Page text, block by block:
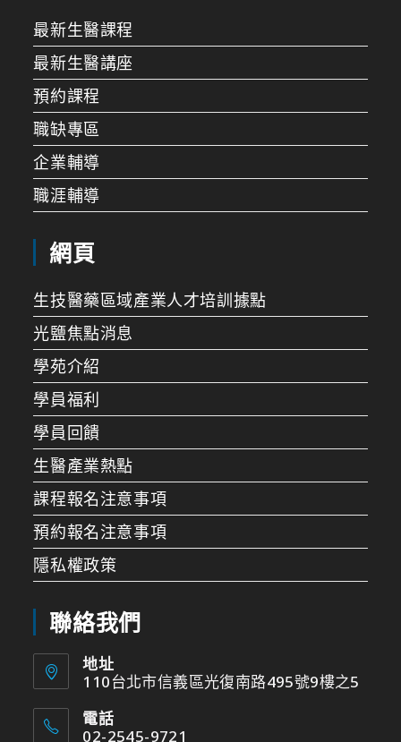
最新生醫課程
最新生醫講座
預約課程
職缺專區
企業輔導
職涯輔導
網頁
生技醫藥區域產業人才培訓據點
光鹽焦點消息
學苑介紹
學員福利
學員回饋
生醫產業熱點
課程報名注意事項
預約報名注意事項
隱私權政策
聯絡我們
地址
110台北市信義區光復南路495號9樓之5
電話
02-2545-9721